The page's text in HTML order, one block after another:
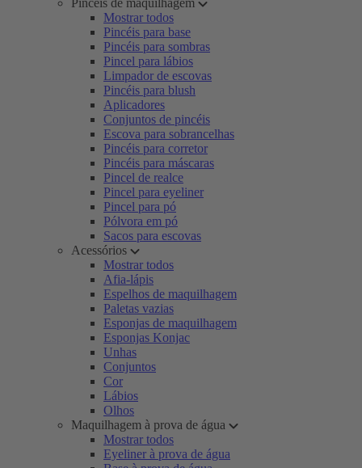
Pincéis de maquilhagem
Mostrar todos
Pincéis para base
Pincéis para sombras
Pincel para lábios
Limpador de escovas
Pincéis para blush
Aplicadores
Conjuntos de pincéis
Escova para sobrancelhas
Pincéis para corretor
Pincéis para máscaras
Pincel de realce
Pincel para eyeliner
Pincel para pó
Pólvora em pó
Sacos para escovas
Acessórios
Mostrar todos
Afia-lápis
Espelhos de maquilhagem
Paletas vazias
Esponjas de maquilhagem
Esponjas Konjac
Unhas
Conjuntos
Cor
Lábios
Olhos
Maquilhagem à prova de água
Mostrar todos
Eyeliner à prova de água